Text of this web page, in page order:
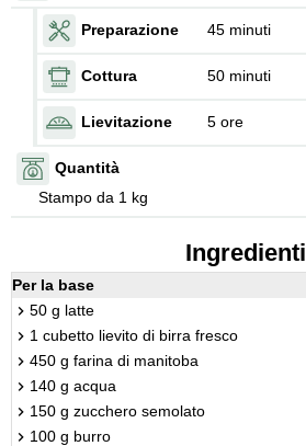
Preparazione 45 minuti
Cottura 50 minuti
Lievitazione 5 ore
Quantità
Stampo da 1 kg
Ingredienti
Per la base
50 g latte
1 cubetto lievito di birra fresco
450 g farina di manitoba
140 g acqua
150 g zucchero semolato
100 g burro